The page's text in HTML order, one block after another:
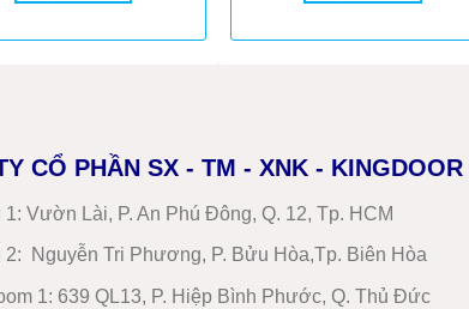
CỔ PHẦN SX - TM - XNK - KINGDOOR
1: Vườn Lài, P. An Phú Đông, Q. 12, Tp. HCM
2: Nguyễn Tri Phương, P. Bửu Hòa,Tp. Biên Hòa
1: 639 QL13, P. Hiệp Bình Phước, Q. Thủ Đức